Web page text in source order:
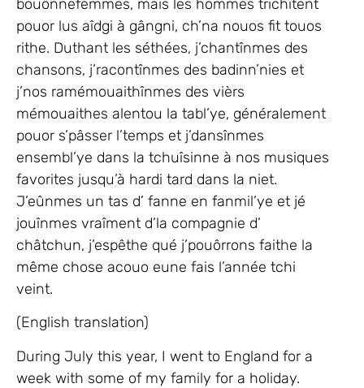
bouônnefemmes, mais les hommes trichîtent
pouor lus aîdgi à gângni, ch’na nouos fit touos
rithe. Duthant les séthées, j’chantînmes des
chansons, j’racontînmes des badinn’nies et
j’nos ramémouaithînmes des vièrs
mémouaithes alentou la tabl’ye, généralement
pouor s’pâsser l’temps et j’dansînmes
ensembl’ye dans la tchuîsinne à nos musiques
favorites jusqu’à hardi tard dans la niet.
J’eûnmes un tas d’ fanne en fanmil’ye et jé
jouînmes vraîment d’la compagnie d’
châtchun, j’espêthe qué j’pouôrrons faithe la
même chose acouo eune fais l’année tchi
veint.
(English translation)
During July this year, I went to England for a
week with some of my family for a holiday.